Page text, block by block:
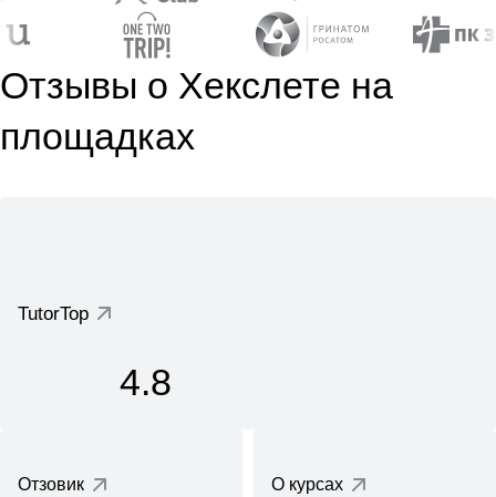
Отзывы о Хекслете на
площадках
TutorTop
4.8
Отзовик О курсах